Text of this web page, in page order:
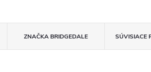
ZNAČKABRIDGEDALE SÚVISIACE